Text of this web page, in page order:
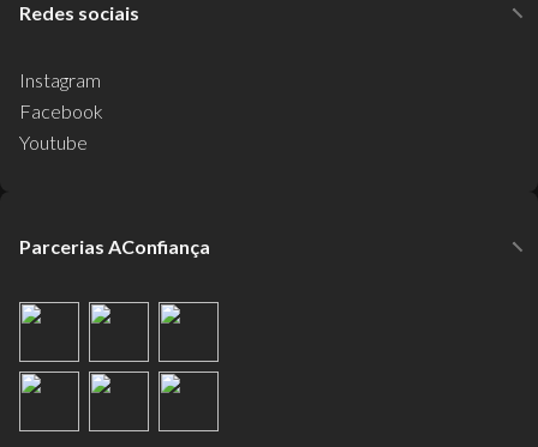
Redes sociais
Instagram
Facebook
Youtube
Parcerias AConfiança